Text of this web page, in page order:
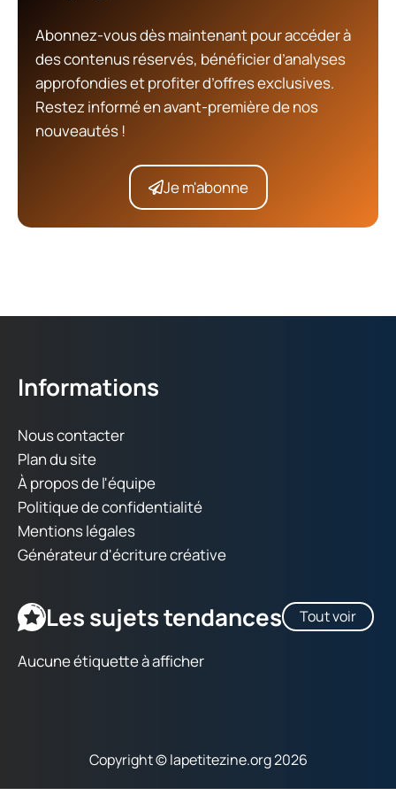
Abonnez-vous dès maintenant pour accéder à
des contenus réservés, bénéficier d’analyses
approfondies et profiter d’offres exclusives.
Restez informé en avant-première de nos
nouveautés !
Je m'abonne
Informations
Nous contacter
Plan du site
À propos de l'équipe
Politique de confidentialité
Mentions légales
Générateur d'écriture créative
Les sujets tendances Tout voir
Aucune étiquette à afficher
Copyright © lapetitezine.org 2026